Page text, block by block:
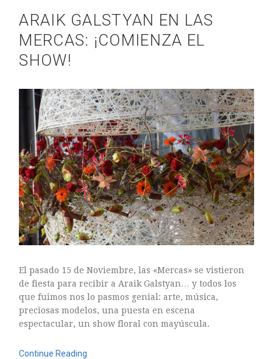
ARAIK GALSTYAN EN LAS
MERCAS: ¡COMIENZA EL
SHOW!
El pasado 15 de Noviembre, las «Mercas» se vistieron
de fiesta para recibir a Araik Galstyan… y todos los
que fuimos nos lo pasmos genial: arte, música,
preciosas modelos, una puesta en escena
espectacular, un show floral con mayúscula.
Continue Reading